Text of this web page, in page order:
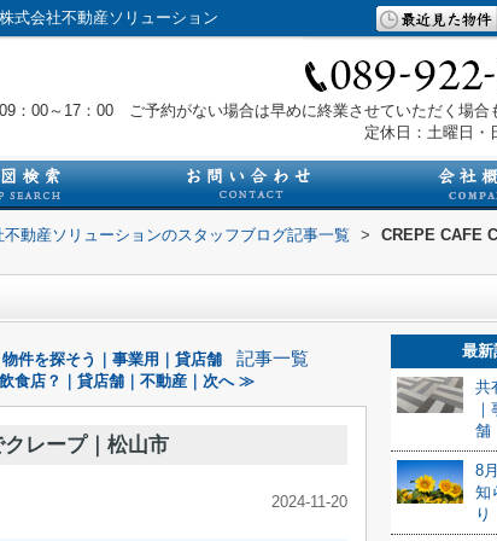
式会社不動産ソリューション
：00～17：00 ご予約がない場合は早めに終業させていただく場合
定休日：土曜日・
不動産ソリューションのスタッフブログ記事一覧 >
CREPE CAFE
件を探そう｜事業用｜貸店舗 記事一覧
食店？｜貸店舗｜不動産｜次へ ≫
レープ｜松山市
2024-11-20
最新
共
舗
8
知
り